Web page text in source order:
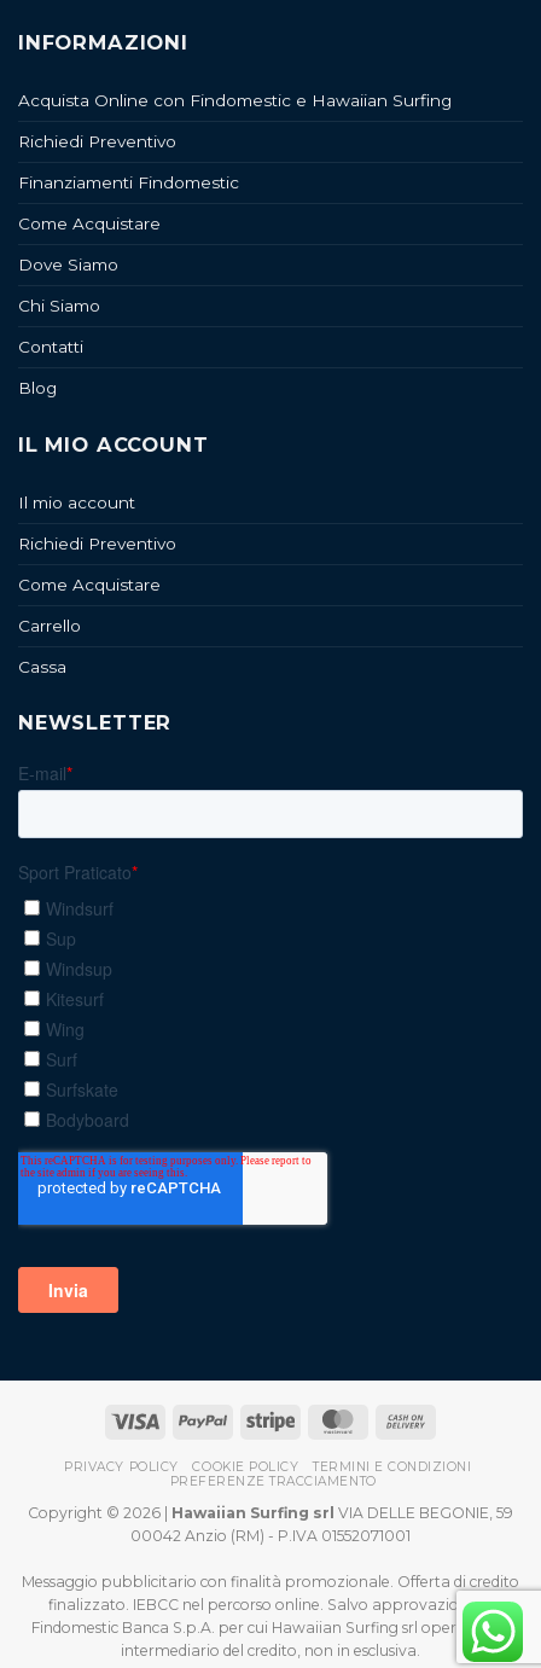
INFORMAZIONI
Acquista Online con Findomestic e Hawaiian Surfing
Richiedi Preventivo
Finanziamenti Findomestic
Come Acquistare
Dove Siamo
Chi Siamo
Contatti
Blog
IL MIO ACCOUNT
Il mio account
Richiedi Preventivo
Come Acquistare
Carrello
Cassa
NEWSLETTER
PRIVACY POLICY COOKIE POLICY
TERMINI E CONDIZIONI
PREFERENZE TRACCIAMENTO
Copyright © 2026 | Hawaiian Surfing srl VIA DELLE BEGONIE, 59
00042 Anzio (RM) - P.IVA 01552071001
Messaggio pubblicitario con finalità promozionale. Offerta di credito
finalizzato. IEBCC nel percorso online. Salvo approvazione di
Findomestic Banca S.p.A. per cui Hawaiian Surfing srl opera quale
intermediario del credito, non in esclusiva.